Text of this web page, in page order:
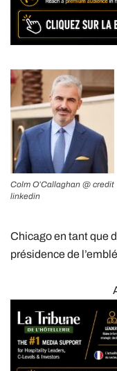
Colm O’Callaghan @ credit
linkedin
Chicago en tant que
présidence de